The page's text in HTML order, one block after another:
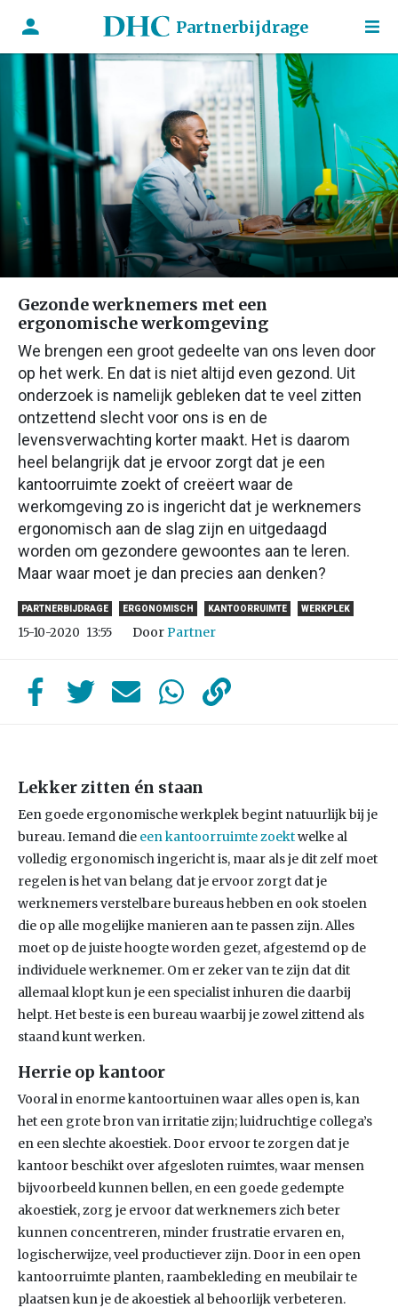
Partnerbijdrage
Gezonde werknemers met een
ergonomische werkomgeving
We brengen een groot gedeelte van ons leven door
op het werk. En dat is niet altijd even gezond. Uit
onderzoek is namelijk gebleken dat te veel zitten
ontzettend slecht voor ons is en de
levensverwachting korter maakt. Het is daarom
heel belangrijk dat je ervoor zorgt dat je een
kantoorruimte zoekt of creëert waar de
werkomgeving zo is ingericht dat je werknemers
ergonomisch aan de slag zijn en uitgedaagd
worden om gezondere gewoontes aan te leren.
Maar waar moet je dan precies aan denken?
PARTNERBIJDRAGE ERGONOMISCH KANTOORRUIMTE WERKPLEK
15-10-2020 13:55 DoorPartner
Lekker zitten én staan
Een goede ergonomische werkplek begint natuurlijk bij je
bureau. Iemand die een kantoorruimte zoektwelke al
volledig ergonomisch ingericht is, maar als je dit zelf moet
regelen is het van belang dat je ervoor zorgt dat je
werknemers verstelbare bureaus hebben en ook stoelen
die op alle mogelijke manieren aan te passen zijn. Alles
moet op de juiste hoogte worden gezet, afgestemd op de
individuele werknemer. Om er zeker van te zijn dat dit
allemaal klopt kun je een specialist inhuren die daarbij
helpt. Het beste is een bureau waarbij je zowel zittend als
staand kunt werken.
Herrie op kantoor
Vooral in enorme kantoortuinen waar alles open is, kan
het een grote bron van irritatie zijn; luidruchtige collega’s
en een slechte akoestiek. Door ervoor te zorgen dat je
kantoor beschikt over afgesloten ruimtes, waar mensen
bijvoorbeeld kunnen bellen, en een goede gedempte
akoestiek, zorg je ervoor dat werknemers zich beter
kunnen concentreren, minder frustratie ervaren en,
logischerwijze, veel productiever zijn. Door in een open
kantoorruimte planten, raambekleding en meubilair te
plaatsen kun je de akoestiek al behoorlijk verbeteren.